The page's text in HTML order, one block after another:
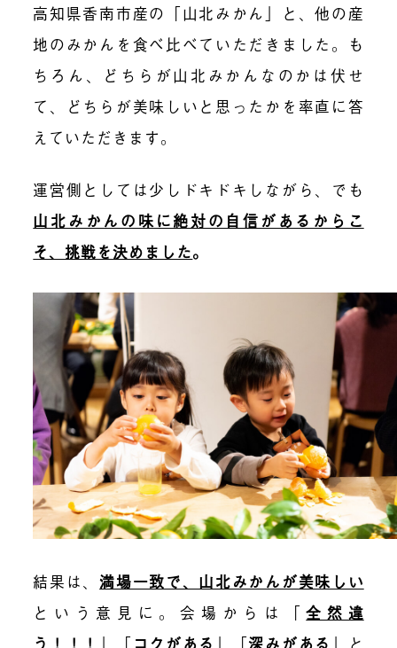
高知県香南市産の「山北みかん」と、他の産
地のみかんを食べ比べていただきました。も
ちろん、どちらが山北みかんなのかは伏せ
て、どちらが美味しいと思ったかを率直に答
えていただきます。
運営側としては少しドキドキしながら、でも
山北みかんの味に絶対の自信があるからこ
そ、挑戦を決めました。
結果は、満場一致で、山北みかんが美味しい
という意見に。会場からは「全然違
う！！！ 」 「 コクがある 」「深みがある 」と